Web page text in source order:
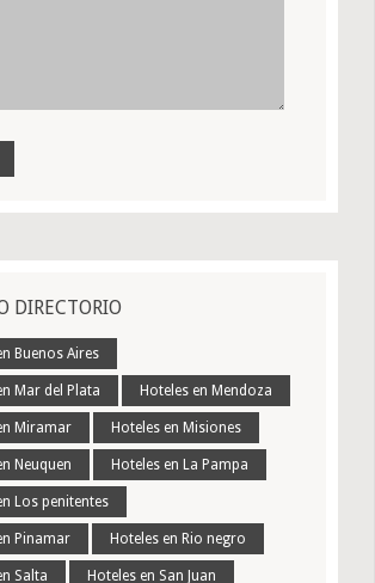
DIRECTORIO
Buenos Aires
Mar del Plata Hoteles en Mendoza
Miramar Hoteles en Misiones
Neuquen Hoteles en La Pampa
Los penitentes
Pinamar Hoteles en Rio negro
Salta Hoteles en San Juan